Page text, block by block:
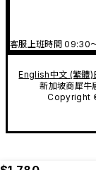
客服上班時間 09:30
English中文 (繁體)
新加坡商犀牛
Copyright